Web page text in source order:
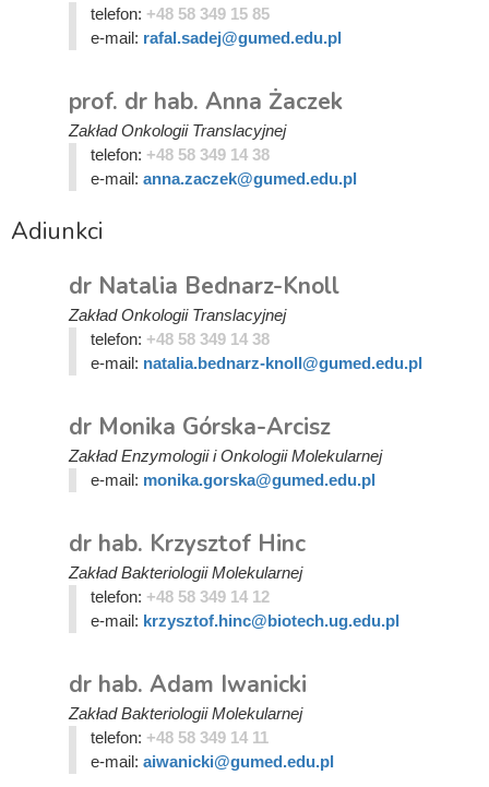
telefon: +48 58 349 15 85
e-mail: rafal.sadej@gumed.edu.pl
prof. dr hab. Anna Żaczek
Zakład Onkologii Translacyjnej
telefon: +48 58 349 14 38
e-mail: anna.zaczek@gumed.edu.pl
Adiunkci
dr Natalia Bednarz-Knoll
Zakład Onkologii Translacyjnej
telefon: +48 58 349 14 38
e-mail: natalia.bednarz-knoll@gumed.edu.pl
dr Monika Górska-Arcisz
Zakład Enzymologii i Onkologii Molekularnej
e-mail: monika.gorska@gumed.edu.pl
dr hab. Krzysztof Hinc
Zakład Bakteriologii Molekularnej
telefon: +48 58 349 14 12
e-mail: krzysztof.hinc@biotech.ug.edu.pl
dr hab. Adam Iwanicki
Zakład Bakteriologii Molekularnej
telefon: +48 58 349 14 11
e-mail: aiwanicki@gumed.edu.pl